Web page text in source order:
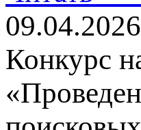
09.04.2026
Конкурс